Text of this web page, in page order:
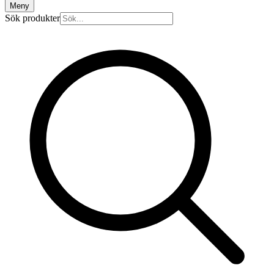
Meny
Sök produkter